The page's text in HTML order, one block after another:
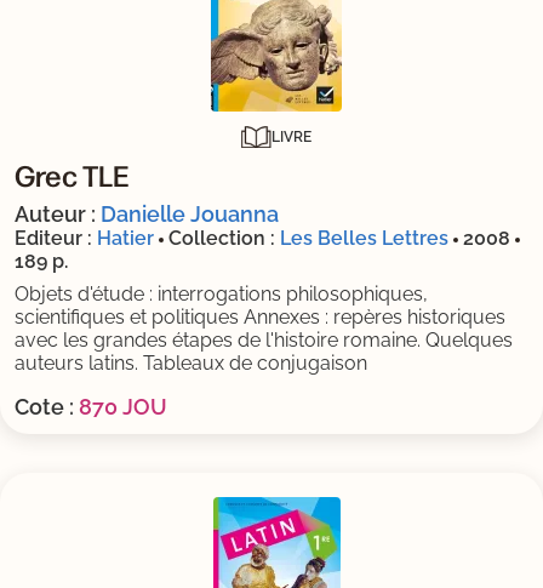
LIVRE
Grec TLE
Auteur : Danielle Jouanna
Editeur : Hatier Collection : Les Belles Lettres
2008
189 p.
Objets d'étude : interrogations philosophiques,
scientifiques et politiques Annexes : repères historiques
avec les grandes étapes de l'histoire romaine. Quelques
auteurs latins. Tableaux de conjugaison
Cote : 870 JOU